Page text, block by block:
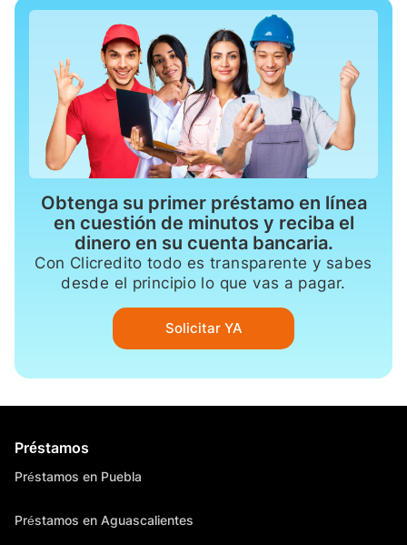
Obtenga su primer préstamo en línea
en cuestión de minutos y reciba el
dinero en su cuenta bancaria.
Con Clicredito todo es transparente y sabes
desde el principio lo que vas a pagar.
Solicitar YA
Préstamos
Préstamos en Puebla
Préstamos en Aguascalientes